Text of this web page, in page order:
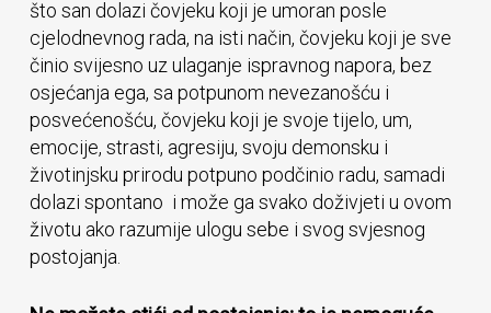
što san dolazi čovjeku koji je umoran posle
cjelodnevnog rada, na isti način, čovjeku koji je sve
činio svijesno uz ulaganje ispravnog napora, bez
osjećanja ega, sa potpunom nevezanošću i
posvećenošću, čovjeku koji je svoje tijelo, um,
emocije, strasti, agresiju, svoju demonsku i
životinjsku prirodu potpuno podčinio radu, samadi
dolazi spontano i može ga svako doživjeti u ovom
životu ako razumije ulogu sebe i svog svjesnog
postojanja.